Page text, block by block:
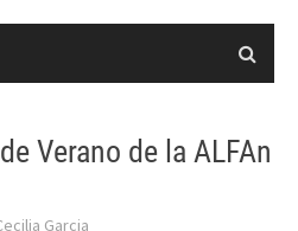
Verano de la ALFAn
Garcia